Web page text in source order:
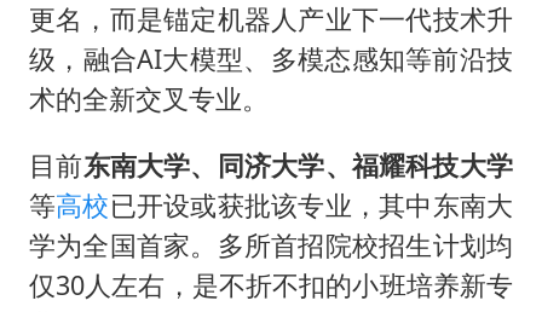
更名，而是锚定机器人产业下一代技术升
级，融合AI大模型、多模态感知等前沿技
术的全新交叉专业。
目前‌东南大学、同济大学、福耀科技大学‌
等高校已开设或获批该专业，其中东南大
学为全国首家。多所首招院校招生计划均
仅30人左右，是不折不扣的小班培养新专